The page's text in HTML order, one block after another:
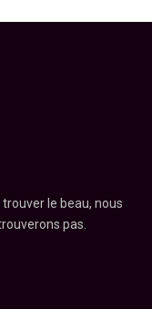
le beau, nous
pas.